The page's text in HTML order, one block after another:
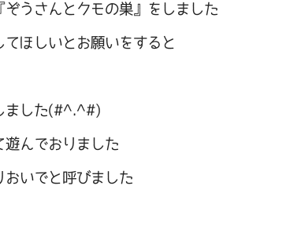
うさんとクモの巣』をしました
ほしいとお願いをすると
ました(#^.^#)
んでおりました
いでと呼びました